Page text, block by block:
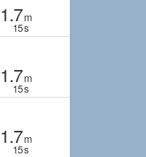
1.7m
15s
1.7m
15s
1.7m
15s